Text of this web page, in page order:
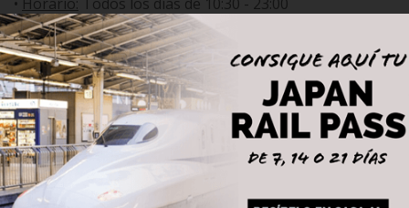
Lugar:Tokio
Teléfono: +81 3-6231-7739
Página web: https://stores.ippudo.com/en/1083
Precio: Medio